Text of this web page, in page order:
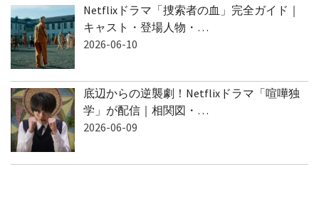
Netflixドラマ「捜索者の血」完全ガイド｜
キャスト・登場人物・…
2026-06-10
底辺からの逆襲劇！Netflixドラマ「喧嘩独
学」が配信｜相関図・…
2026-06-09